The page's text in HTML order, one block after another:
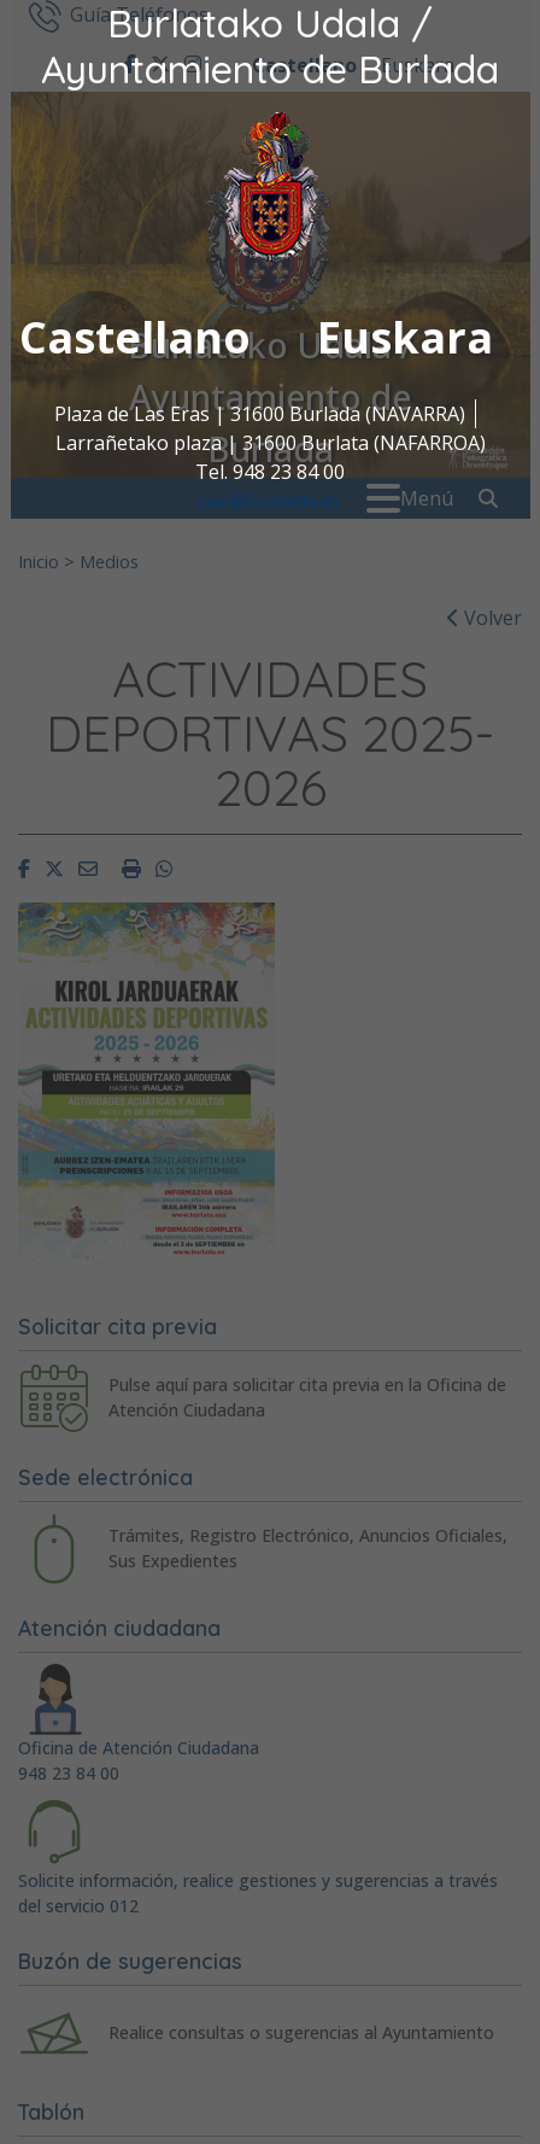
Burlatako Udala /
Ayuntamiento de Burlada
Castellano Euskara
Plaza de Las Eras | 31600 Burlada (NAVARRA)
Larrañetako plaza | 31600 Burlata (NAFARROA)
Tel. 948 23 84 00
oac@burlada.es
Ir al contenidoGuía Teléfonos
facebook
twitter
instagram
Castellano Euskara
Burlatako Udala /
Ayuntamiento de
Burlada
Menú
Inicio > Medios
Volver
ACTIVIDADES
DEPORTIVAS 2025-
2026
FacebookTwitterEmailImprimirWhatsapp
Solicitar cita previa
Pulse aquí para solicitar cita previa en la Oficina de
Atención Ciudadana
Sede electrónica
Trámites, Registro Electrónico, Anuncios Oficiales,
Sus Expedientes
Atención ciudadana
Oficina de Atención Ciudadana
948 23 84 00
Solicite información, realice gestiones y sugerencias a través
del servicio 012
Buzón de sugerencias
Realice consultas o sugerencias al Ayuntamiento
Tablón